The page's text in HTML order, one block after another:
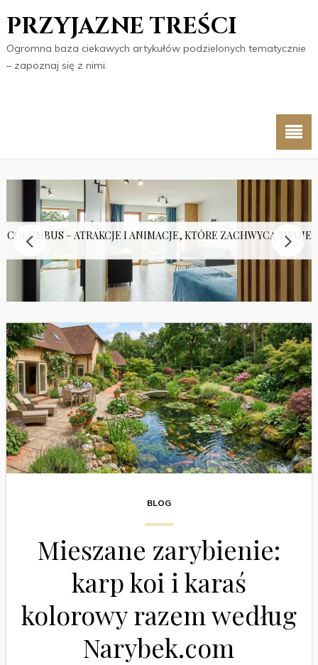
PRZYJAZNE TREŚCI
Ogromna baza ciekawych artykułów podzielonych tematycznie
– zapoznaj się z nimi.
COLUMBUS – ATRAKCJE I ANIMACJE, KTÓRE ZACHWYCĄ TWOJE
BLOG
Mieszane zarybienie:
karp koi i karaś
kolorowy razem według
Narybek.com